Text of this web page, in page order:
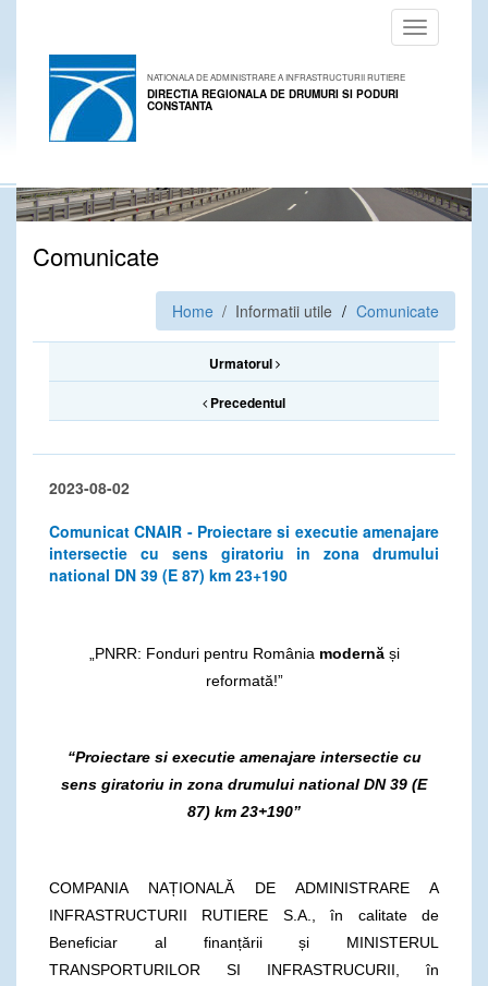
Toggle
navigation
NATIONALA DE ADMINISTRARE A INFRASTRUCTURII RUTIERE
DIRECTIA REGIONALA DE DRUMURI SI PODURI
CONSTANTA
Comunicate
Home / Informatii utile Comunicate
Urmatorul
Precedentul
2023-08-02
Comunicat CNAIR - Proiectare si executie amenajare
intersectie cu sens giratoriu in zona drumului
national DN 39 (E 87) km 23+190
„PNRR: Fonduri pentru România modernă și
reformată!”
“Proiectare si executie amenajare intersectie cu
sens giratoriu in zona drumului national DN 39 (E
87) km 23+190”
COMPANIA NAȚIONALĂ DE ADMINISTRARE A
INFRASTRUCTURII RUTIERE S.A., în calitate de
Beneficiar al finanțării și MINISTERUL
TRANSPORTURILOR SI INFRASTRUCURII, în